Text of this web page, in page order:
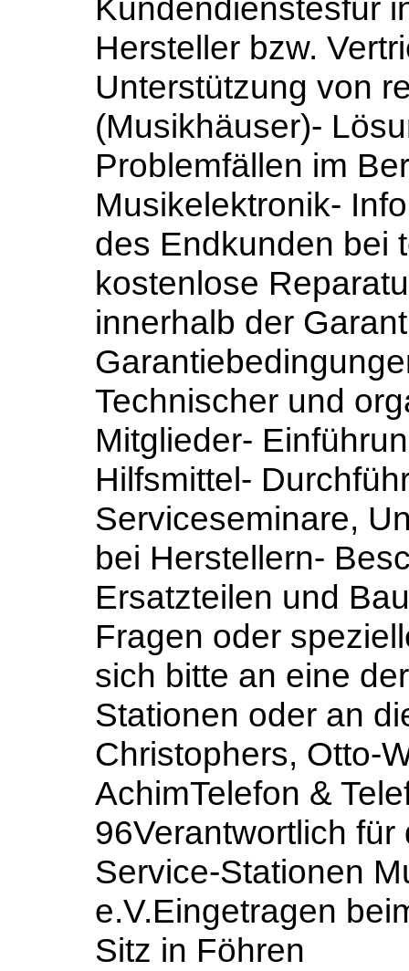
Kundendienstesfür
Hersteller bzw.
Unterstützung von
(Musikhäuser)-
Problemfällen im
Musikelektronik-
des Endkunden bei
kostenlose
innerhalb der
Technischer und
Mitglieder-
Hilfsmittel-
Serviceseminare,
bei Herstellern-
Ersatzteilen und
Fragen oder
sich bitte an eine
Stationen oder an
Christophers, Otto-
AchimTelefon &
96Verantwortlich für
Service-Stationen
e.V.Eingetragen
Sitz in Föhren